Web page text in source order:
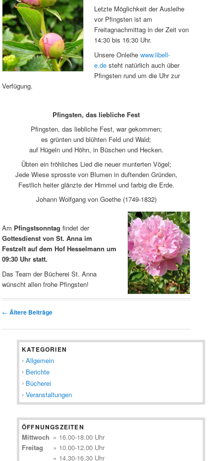
Letzte Möglichkeit der Ausleihe
vor Pfingsten ist am
Freitagnachmittag in der Zeit von
14:30 bis 16:30 Uhr.
Unsere Onleihewww.libell-
e.de steht natürlich auch über
Pfingsten rund um die Uhr zur
Verfügung.
Pfingsten, das liebliche Fest
Pfingsten, das liebliche Fest, war gekommen;
es grünten und blühten Feld und Wald;
auf Hügeln und Höhn, in Büschen und Hecken.
Übten ein fröhliches Lied die neuer munterten Vögel;
Jede Wiese sprosste von Blumen in duftenden Gründen,
Festlich heiter glänzte der Himmel und farbig die Erde.
Johann Wolfgang von Goethe (1749-1832)
Am Pfingstsonntag findet der
Gottesdienst von St. Anna im
Festzelt auf dem Hof Hesselmann um
09:30 Uhr statt.
Das Team der Bücherei St. Anna
wünscht allen frohe Pfingsten!
Beitragsnavigation
← Ältere Beiträge
KATEGORIEN
Allgemein
Berichte
Bücherei
Veranstaltungen
ÖFFNUNGSZEITEN
Mittwoch » 16.00-18.00 Uhr
Freitag
» 10.00-12.00 Uhr
» 14.30-16.30 Uhr